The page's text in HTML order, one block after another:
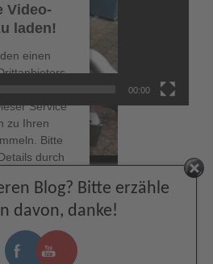
Video-
laden!
einen
Service
zu Ihren
Bitte
durch
zu, um
00:00
19.07.2026 – den Allroundmarin
Honda Außenborder zum
Blog? Bitte erzähle
davon, danke!
Facebook